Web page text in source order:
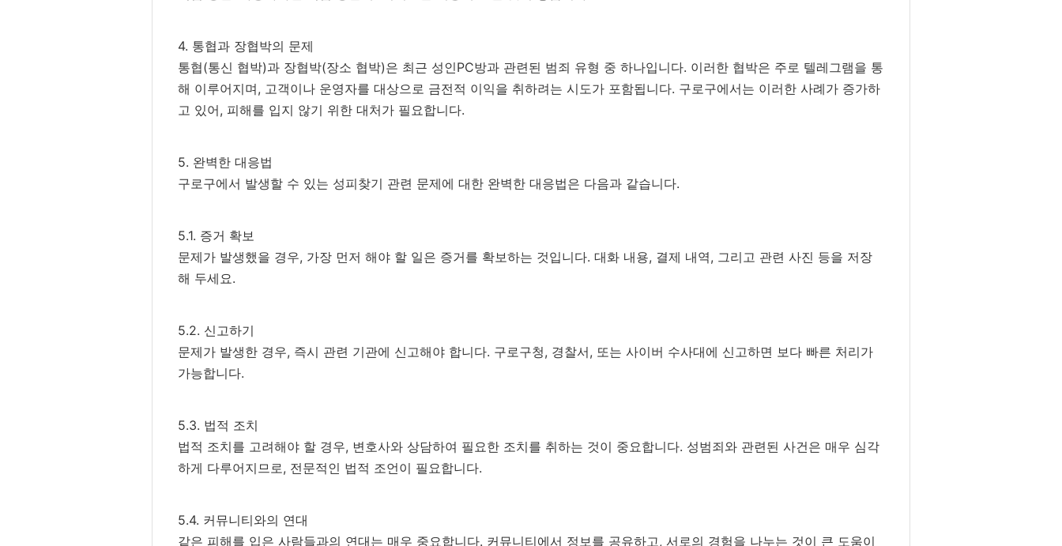
4. 통협과 장협박의 문제
통협(통신 협박)과 장협박(장소 협박)은 최근 성인PC방과 관련된 범죄 유형 중 하나입니다. 이러한 협박은 주로 텔레그램을 통
해 이루어지며, 고객이나 운영자를 대상으로 금전적 이익을 취하려는 시도가 포함됩니다. 구로구에서는 이러한 사례가 증가하
고 있어, 피해를 입지 않기 위한 대처가 필요합니다.
5. 완벽한 대응법
구로구에서 발생할 수 있는 성피찾기 관련 문제에 대한 완벽한 대응법은 다음과 같습니다.
5.1. 증거 확보
문제가 발생했을 경우, 가장 먼저 해야 할 일은 증거를 확보하는 것입니다. 대화 내용, 결제 내역, 그리고 관련 사진 등을 저장
해 두세요.
5.2. 신고하기
문제가 발생한 경우, 즉시 관련 기관에 신고해야 합니다. 구로구청, 경찰서, 또는 사이버 수사대에 신고하면 보다 빠른 처리가
가능합니다.
5.3. 법적 조치
법적 조치를 고려해야 할 경우, 변호사와 상담하여 필요한 조치를 취하는 것이 중요합니다. 성범죄와 관련된 사건은 매우 심각
하게 다루어지므로, 전문적인 법적 조언이 필요합니다.
5.4. 커뮤니티와의 연대
같은 피해를 입은 사람들과의 연대는 매우 중요합니다. 커뮤니티에서 정보를 공유하고, 서로의 경험을 나누는 것이 큰 도움이